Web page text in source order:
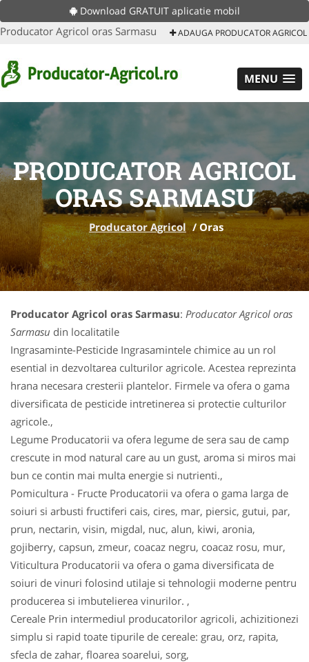
Download GRATUIT aplicatie mobil
Producator Agricol oras Sarmasu ADAUGA PRODUCATOR AGRICOL
MENU
PRODUCATOR AGRICOL
ORAS SARMASU
Producator Agricol /Oras
Producator Agricol oras Sarmasu: Producator Agricol oras
Sarmasu din localitatile
Ingrasaminte-Pesticide Ingrasamintele chimice au un rol
esential in dezvoltarea culturilor agricole. Acestea reprezinta
hrana necesara cresterii plantelor. Firmele va ofera o gama
diversificata de pesticide intretinerea si protectie culturilor
agricole.,
Legume Producatorii va ofera legume de sera sau de camp
crescute in mod natural care au un gust, aroma si miros mai
bun ce contin mai multa energie si nutrienti.,
Pomicultura - Fructe Producatorii va ofera o gama larga de
soiuri si arbusti fructiferi cais, cires, mar, piersic, gutui, par,
prun, nectarin, visin, migdal, nuc, alun, kiwi, aronia,
gojiberry, capsun, zmeur, coacaz negru, coacaz rosu, mur,
Viticultura Producatorii va ofera o gama diversificata de
soiuri de vinuri folosind utilaje si tehnologii moderne pentru
producerea si imbutelierea vinurilor. ,
Cereale Prin intermediul producatorilor agricoli, achizitionezi
simplu si rapid toate tipurile de cereale: grau, orz, rapita,
sfecla de zahar, floarea soarelui, sorg,